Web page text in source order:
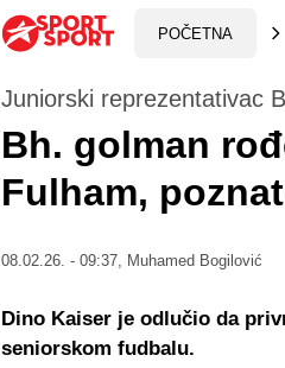
POČETNA
Juniorski reprezentativac
Bh. golman
Fulham,
08.02.26. - 09:37, Muhamed Bogilović
Dino Kaiser je odlučio da
seniorskom fudbalu.